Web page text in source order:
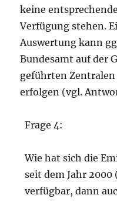
keine
Verfügung stehen.
Auswertung kann
Bundesamt auf der
geführten Zentralen
erfolgen (vgl.
Frage 4:
Wie hat sich die
seit dem Jahr
verfügbar, dann